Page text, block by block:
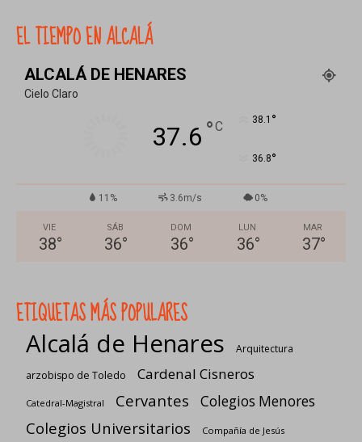
EL TIEMPO EN ALCALÁ
ALCALÁ DE HENARES
Cielo Claro
37.6 °C 38.1 °
36.8°
11% 3.6m/s 0%
VIE
38°
SÁB
36°
DOM
36°
LUN
36°
MAR
37°
ETIQUETAS MÁS POPULARES
Alcalá de Henares
Arquitectura
arzobispo de Toledo
Cardenal Cisneros
Catedral-Magistral Cervantes Colegios Menores
Colegios Universitarios Compañía de Jesús